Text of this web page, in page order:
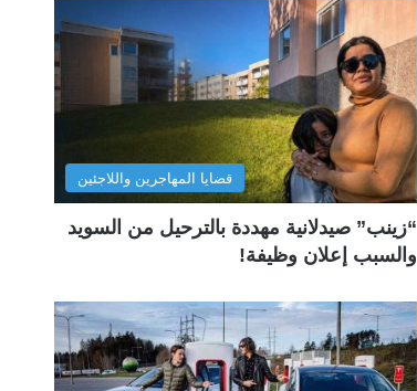
قضايا المهاجرين واللاجئين
“زينب” صيدلانية مهددة بالترحيل من السويد
والسبب إعلان وظيفة!